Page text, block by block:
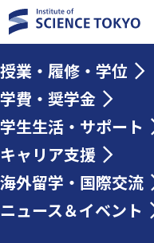
授業・履修・学位
学費・奨学金
学生生活・サポート
キャリア支援
海外留学・国際交流
ニュース＆イベント